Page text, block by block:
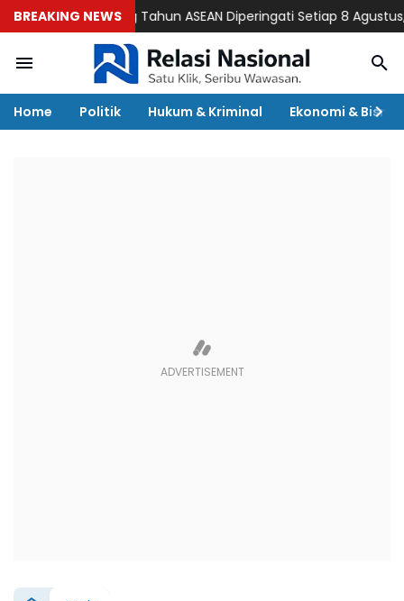
BREAKING NEWS
Ulang Tahun ASEAN Diperingati Setiap 8 Agustus,
Home Politik Hukum & Kriminal Ekonomi & Bisnis